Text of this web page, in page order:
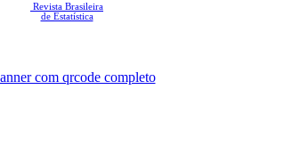
Revista Brasileira
de Estatística